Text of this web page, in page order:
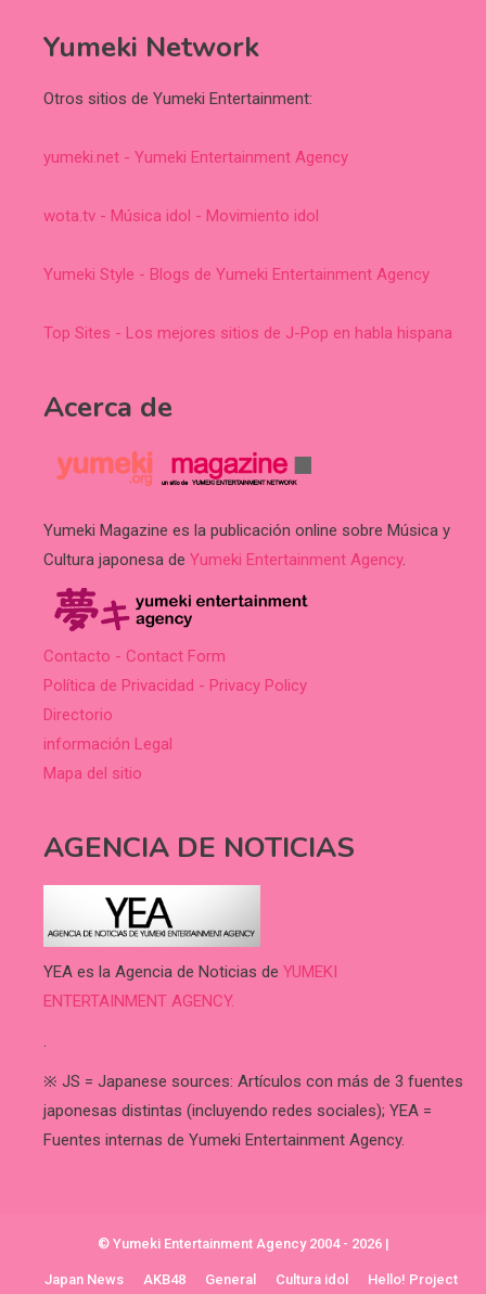
Yumeki Network
Otros sitios de Yumeki Entertainment:
yumeki.net - Yumeki Entertainment Agency
wota.tv - Música idol - Movimiento idol
Yumeki Style - Blogs de Yumeki Entertainment Agency
Top Sites - Los mejores sitios de J-Pop en habla hispana
Acerca de
Yumeki Magazine es la publicación online sobre Música y
Cultura japonesa de Yumeki Entertainment Agency.
Contacto - Contact Form
Política de Privacidad - Privacy Policy
Directorio
información Legal
Mapa del sitio
AGENCIA DE NOTICIAS
YEA es la Agencia de Noticias de YUMEKI
ENTERTAINMENT AGENCY.
.
※ JS = Japanese sources: Artículos con más de 3 fuentes
japonesas distintas (incluyendo redes sociales); YEA =
Fuentes internas de Yumeki Entertainment Agency.
© Yumeki Entertainment Agency 2004 - 2026 |
Japan News AKB48 General Cultura idol Hello! Project